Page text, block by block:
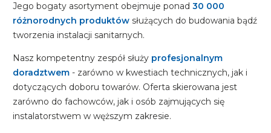
Jego bogaty asortyment obejmuje ponad 30 000
różnorodnych produktów służących do budowania bądź
tworzenia instalacji sanitarnych.
Nasz kompetentny zespół służy profesjonalnym
doradztwem - zarówno w kwestiach technicznych, jak i
dotyczących doboru towarów. Oferta skierowana jest
zarówno do fachowców, jak i osób zajmujących się
instalatorstwem w węższym zakresie.